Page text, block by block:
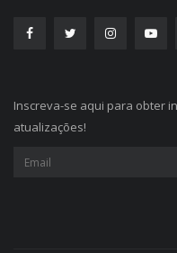
Inscreva-se aqui para obter
atualizações!